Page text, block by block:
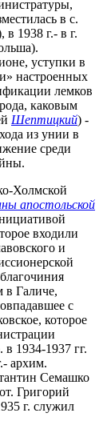
в с.
1938 г.- в г.
уступки в
настроенных
лемков
каковым
Шептицкий) -
из унии в
среди
Холмской
апостольской
входили
и
в Галиче,
с
которое
1934-1937 гг.
архим.
Семашко
Григорий
г. служил